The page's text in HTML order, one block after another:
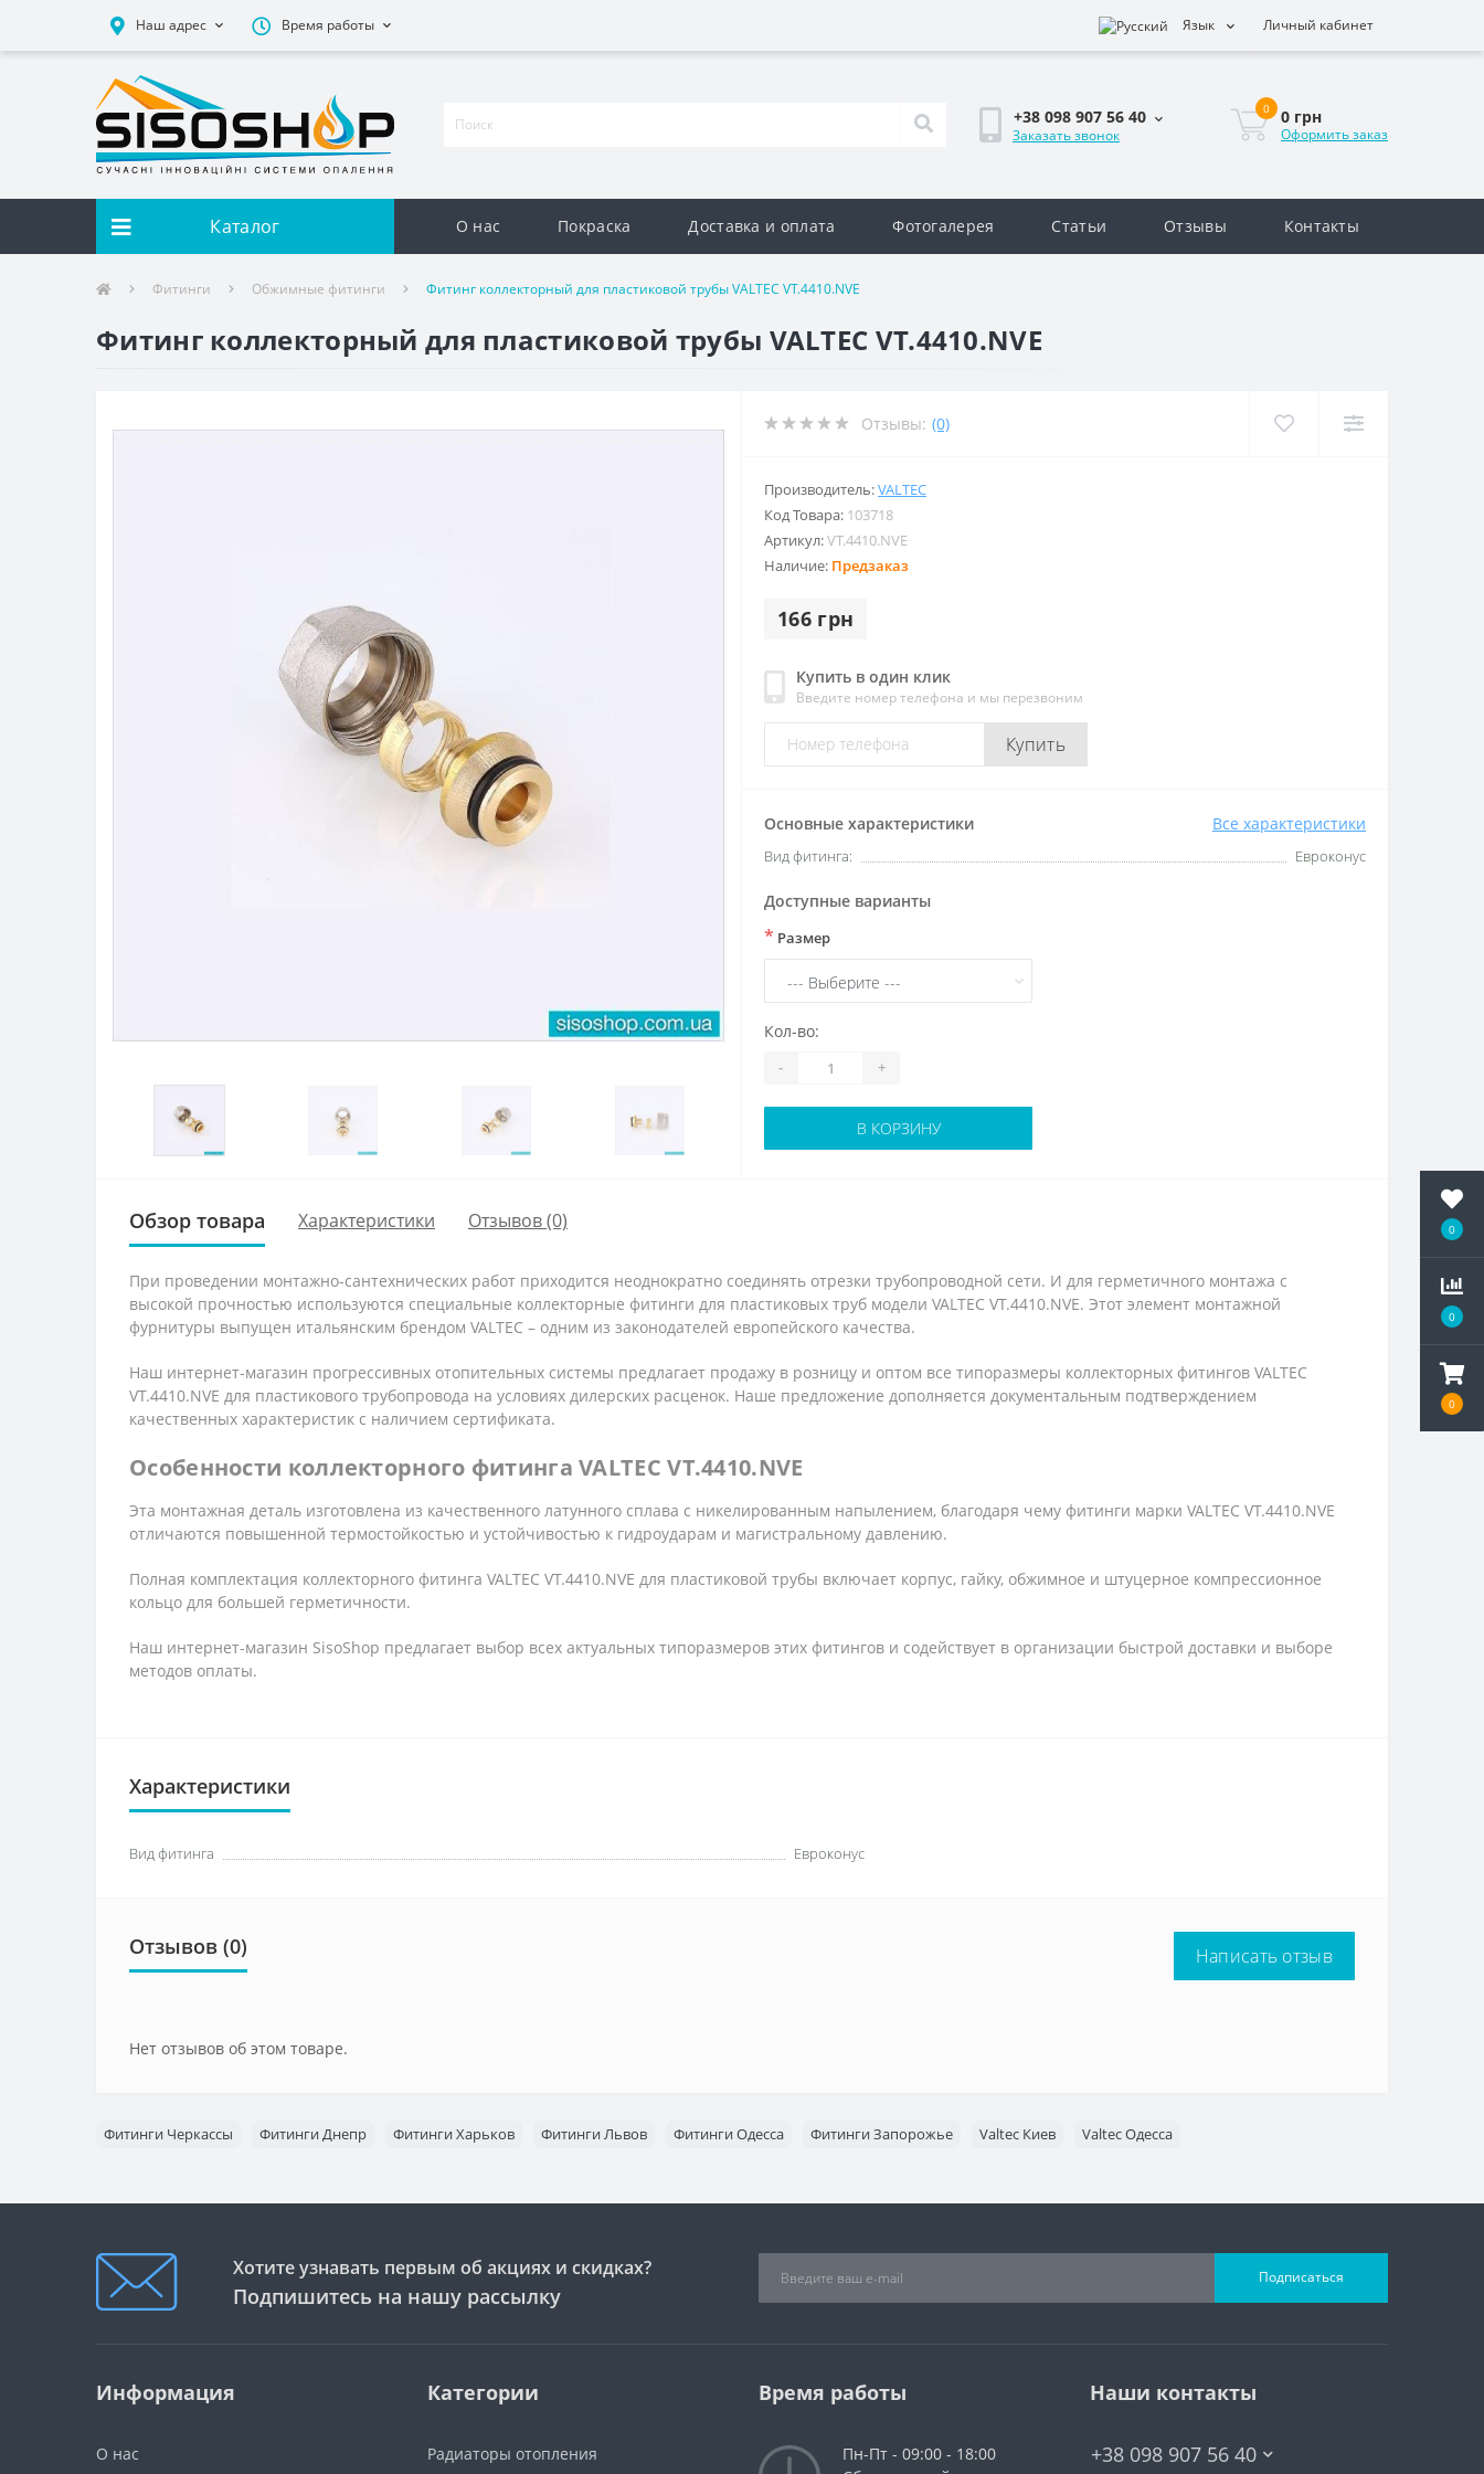
0
0
0
Наш адрес Время работы Язык Личный кабинет
+38 098 907 56 40
Заказать звонок
0 0 грн
Оформить заказ
Каталог О нас Покраска Доставка и оплата Фотогалерея Статьи Отзывы Контакты
Фитинги Обжимные фитинги Фитинг коллекторный для пластиковой трубы VALTEC VT.4410.NVE
Фитинг коллекторный для пластиковой трубы VALTEC VT.4410.NVE
Отзывы: (0)
Производитель:VALTEC
Код Товара: 103718
Артикул:VT.4410.NVE
Наличие: Предзаказ
166 грн
Купить в один клик
Введите номер телефона и мы перезвоним
Купить
Основные характеристики Все характеристики
Вид фитинга: Евроконус
Доступные варианты
* Размер
Кол-во:
- +
В КОРЗИНУ
Обзор товара Характеристики Отзывов (0)
При проведении монтажно-сантехнических работ приходится неоднократно соединять отрезки трубопроводной сети. И для герметичного монтажа с
высокой прочностью используются специальные коллекторные фитинги для пластиковых труб модели VALTEC VT.4410.NVE. Этот элемент монтажной
фурнитуры выпущен итальянским брендом VALTEC – одним из законодателей европейского качества.
Наш интернет-магазин прогрессивных отопительных системы предлагает продажу в розницу и оптом все типоразмеры коллекторных фитингов VALTEC
VT.4410.NVE для пластикового трубопровода на условиях дилерских расценок. Наше предложение дополняется документальным подтверждением
качественных характеристик с наличием сертификата.
Особенности коллекторного фитинга VALTEC VT.4410.NVE
Эта монтажная деталь изготовлена из качественного латунного сплава с никелированным напылением, благодаря чему фитинги марки VALTEC VT.4410.NVE
отличаются повышенной термостойкостью и устойчивостью к гидроударам и магистральному давлению.
Полная комплектация коллекторного фитинга VALTEC VT.4410.NVE для пластиковой трубы включает корпус, гайку, обжимное и штуцерное компрессионное
кольцо для большей герметичности.
Наш интернет-магазин SisoShop предлагает выбор всех актуальных типоразмеров этих фитингов и содействует в организации быстрой доставки и выборе
методов оплаты.
Характеристики
Вид фитинга Евроконус
Отзывов (0) Написать отзыв
Нет отзывов об этом товаре.
Фитинги Черкассы Фитинги Днепр Фитинги Харьков Фитинги Львов Фитинги Одесса Фитинги Запорожье Valtec Киев Valtec Одесса
Хотите узнавать первым об акциях и скидках?
Подпишитесь на нашу рассылку
Подписаться
Информация
О нас
Категории
Радиаторы отопления
Время работы
Пн-Пт - 09:00 - 18:00
Наши контакты
+38 098 907 56 40